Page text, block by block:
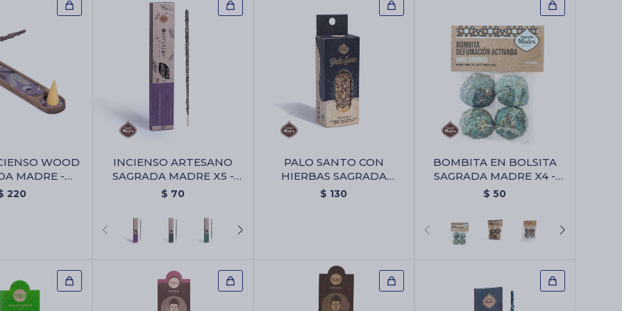
WOOD
MADRE -
Wood
220
INCIENSO ARTESANO
SAGRADA MADRE X5 -
Palo Santo/lavanda
$ 70
PALO SANTO CON
HIERBAS SAGRADA
MADRE X1 - Palo Santo
$ 130
BOMBITA EN BOLSITA
SAGRADA MADRE X4 -
Abre Camino
$ 50